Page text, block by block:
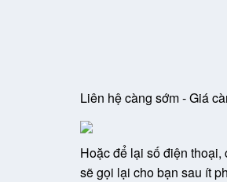
Liên hệ càng sớm - Giá
Hoặc để lại số điện thoại,
sẽ gọi lại cho bạn sau ít